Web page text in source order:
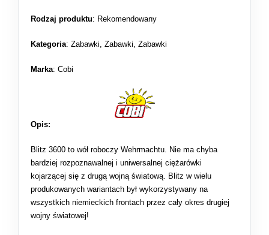
Rodzaj produktu: Rekomendowany
Kategoria: Zabawki Zabawki Zabawki
Marka: Cobi
Opis:
Blitz 3600 to wół roboczy Wehrmachtu. Nie ma chyba
bardziej rozpoznawalnej i uniwersalnej ciężarówki
kojarzącej się z drugą wojną światową. Blitz w wielu
produkowanych wariantach był wykorzystywany na
wszystkich niemieckich frontach przez cały okres drugiej
wojny światowej!